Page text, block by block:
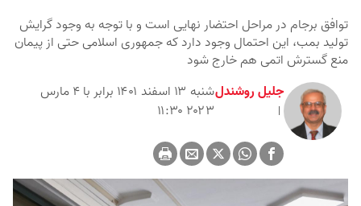
توافق برجام در مراحل احتضار نهایی است و با توجه به وجود گرایش
تولید بمب، این احتمال وجود دارد که جمهوری اسلامی حتی از پیمان
منع گسترش اتمی هم خارج شود
جلیل روشندل
شنبه ۱۳ اسفند ۱۴۰۱ برابر با ۴ مارس
۲۰۲۳ ۱۱:۳۰